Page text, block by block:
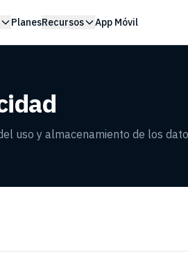
PlanesRecursos App Móvil
uso y almacenamiento de los